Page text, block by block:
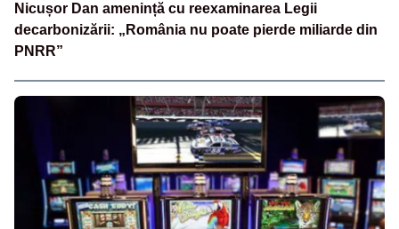
Nicușor Dan amenință cu reexaminarea Legii
decarbonizării: „România nu poate pierde miliarde din
PNRR”